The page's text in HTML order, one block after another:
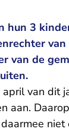
hun 3
van de
van dit
aan.